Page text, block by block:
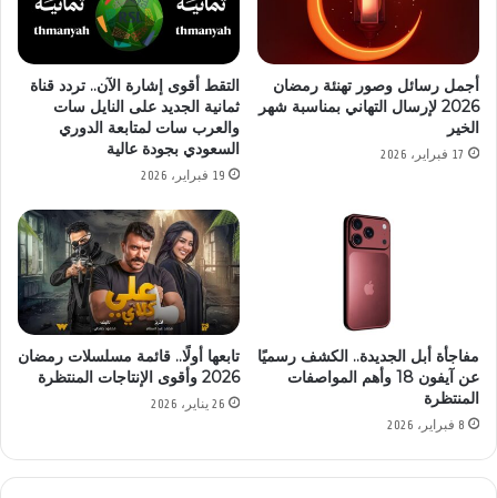
أجمل رسائل وصور تهنئة رمضان
2026 لإرسال التهاني بمناسبة شهر
الخير
17 فبراير، 2026
التقط أقوى إشارة الآن.. تردد قناة
ثمانية الجديد على النايل سات
والعرب سات لمتابعة الدوري
السعودي بجودة عالية
19 فبراير، 2026
مفاجأة أبل الجديدة.. الكشف رسميًا
عن آيفون 18 وأهم المواصفات
المنتظرة
8 فبراير، 2026
تابعها أولًا.. قائمة مسلسلات رمضان
2026 وأقوى الإنتاجات المنتظرة
26 يناير، 2026